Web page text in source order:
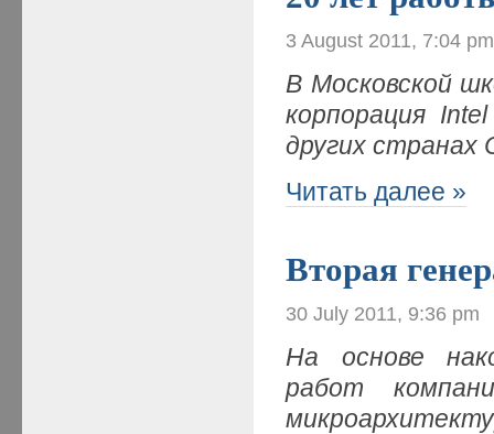
3 August 2011, 7:04 pm
В Московской
корпорация
других странах
Читать далее »
Вторая
30 July 2011, 9:36 pm
На основе
работ